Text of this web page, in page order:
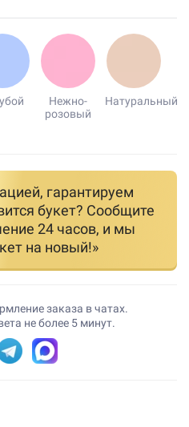
Нежно-
розовый
Натуральный
гарантируем
букет? Сообщите
24 часов, и мы
на новый!»
заказа в чатах.
не более 5 минут.